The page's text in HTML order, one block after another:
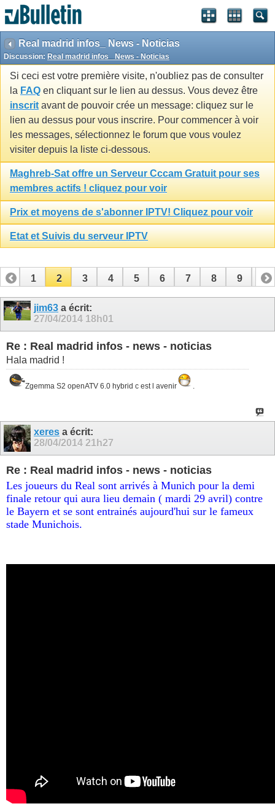
Real madrid infos_ News - Noticias
Discussion: Real madrid infos_ News - Noticias
Si ceci est votre première visite, n'oubliez pas de consulter
la FAQ en cliquant sur le lien au dessus. Vous devez être
inscrit avant de pouvoir crée un message: cliquez sur le
lien au dessus pour vous inscrire. Pour commencer à voir
les messages, sélectionnez le forum que vous voulez
visiter depuis la liste ci-dessous.
Maghreb-Sat offre un Serveur Cccam Gratuit pour ses
membres actifs ! cliquez pour voir
Prix et moyens de s'abonner IPTV! Cliquez pour voir
Etat et Suivis du serveur IPTV
1 2 3 4 5 6 7 8 9 10
11 12 13
jim63 a écrit:
27/04/2014 18h01
Re : Real madrid infos - news - noticias
Hala madrid !
Zgemma S2 openATV 6.0 hybrid c est l avenir .
xeres a écrit:
28/04/2014 21h27
Re : Real madrid infos - news - noticias
Les joueurs du Real sont arrivés à Munich pour la demi
finale retour qui aura lieu demain ( mardi 29 avril) contre
le Bayern et se sont entrainés aujourd'hui sur le fameux
stade Munichois.